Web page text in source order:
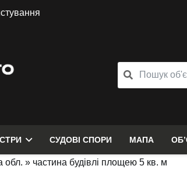
СУДОВІ СПОРИ МАПА
обл. » частина будівлі площею 5 кв. м